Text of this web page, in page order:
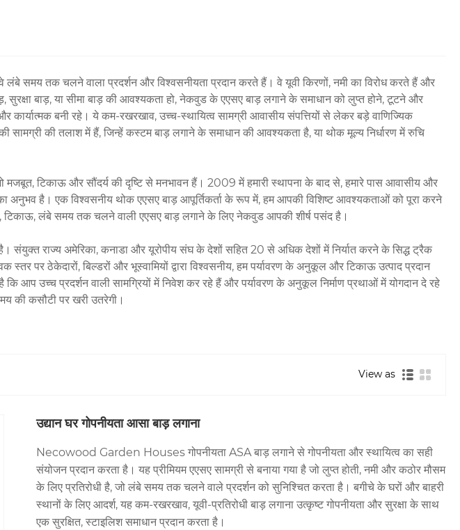
लंबे समय तक चलने वाला प्रदर्शन और विश्वसनीयता प्रदान करते हैं। वे यूवी किरणों, नमी का विरोध करते हैं और
सुरक्षा बाड़, या सीमा बाड़ की आवश्यकता हो, नेकवुड के एएसए बाड़ लगाने के समाधान को लुप्त होने, टूटने और
बनी रहे। ये कम-रखरखाव, उच्च-स्थायित्व सामग्री आवासीय संपत्तियों से लेकर बड़े वाणिज्यिक
सामग्री की तलाश में हैं, जिन्हें कस्टम बाड़ लगाने के समाधान की आवश्यकता है, या थोक मूल्य निर्धारण में रुचि
मजबूत, टिकाऊ और सौंदर्य की दृष्टि से मनभावन हैं। 2009 में हमारी स्थापना के बाद से, हमारे पास आवासीय और
अनुभव है। एक विश्वसनीय थोक एएसए बाड़ आपूर्तिकर्ता के रूप में, हम आपकी विशिष्ट आवश्यकताओं को पूरा करने
टिकाऊ, लंबे समय तक चलने वाली एएसए बाड़ लगाने के लिए नेकवुड आपकी शीर्ष पसंद है।
है। संयुक्त राज्य अमेरिका, कनाडा और यूरोपीय संघ के देशों सहित 20 से अधिक देशों में निर्यात करने के सिद्ध ट्रैक
पर ठेकेदारों, बिल्डरों और भूस्वामियों द्वारा विश्वसनीय, हम पर्यावरण के अनुकूल और टिकाऊ उत्पाद प्रदान
उच्च प्रदर्शन वाली सामग्रियों में निवेश कर रहे हैं और पर्यावरण के अनुकूल निर्माण प्रथाओं में योगदान दे रहे
की कसौटी पर खरी उतरेगी।
View as
उद्यान घर गोपनीयता आसा बाड़ लगाना
Necowood Garden Houses गोपनीयता ASA बाड़ लगाने से गोपनीयता और स्थायित्व का सही
संयोजन प्रदान करता है। यह प्रीमियम एएसए सामग्री से बनाया गया है जो लुप्त होती, नमी और कठोर मौसम
के लिए प्रतिरोधी है, जो लंबे समय तक चलने वाले प्रदर्शन को सुनिश्चित करता है। बगीचे के घरों और बाहरी
स्थानों के लिए आदर्श, यह कम-रखरखाव, यूवी-प्रतिरोधी बाड़ लगाना उत्कृष्ट गोपनीयता और सुरक्षा के साथ
एक सुरक्षित, स्टाइलिश समाधान प्रदान करता है।